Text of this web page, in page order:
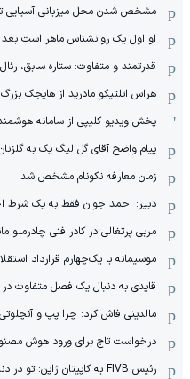
مشخص شدن محل میزبانی آسیایی
او اول یک روانشناس ماهر است
قدرتمند و متفاوت: ستاره سابق،
هراس اتلتیکو مادرید از هایجک بزرگ
پخش ویدیو کلیپی از سامانه
پیام واضح آقای گل لیگ یک به
زمان معارفه نکونام مشخص شد
دبیر: احمد جوان فقط به یک شرط
مربی پرتغالی در کادر فنی چادرملو
موسیمانه با یک‌چهارم قرارداد
قایدی به دنبال یک فصل متفاوت در
مالدینی فاش کرد: چرا پپ و
درخواست تاج برای ورود هوش
رئیس FIVB به کاپیتان ژاپن: تو در دنیا الهام‌بخشی